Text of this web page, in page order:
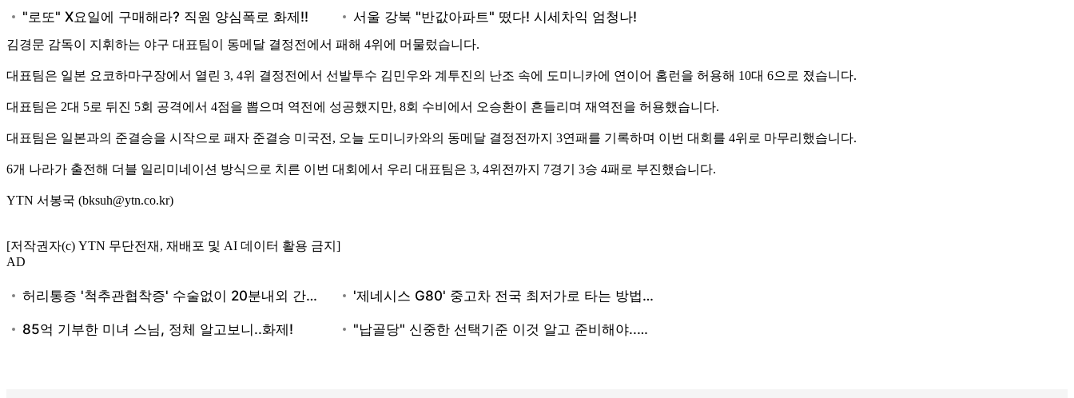
김경문 감독이 지휘하는 야구 대표팀이 동메달 결정전에서 패해 4위에 머물렀습니다.
대표팀은 일본 요코하마구장에서 열린 3, 4위 결정전에서 선발투수 김민우와 계투진의 난조 속에 도미니카에 연이어 홈런을 허용해 10대 6으로 졌습니다.
대표팀은 2대 5로 뒤진 5회 공격에서 4점을 뽑으며 역전에 성공했지만, 8회 수비에서 오승환이 흔들리며 재역전을 허용했습니다.
대표팀은 일본과의 준결승을 시작으로 패자 준결승 미국전, 오늘 도미니카와의 동메달 결정전까지 3연패를 기록하며 이번 대회를 4위로 마무리했습니다.
6개 나라가 출전해 더블 일리미네이션 방식으로 치른 이번 대회에서 우리 대표팀은 3, 4위전까지 7경기 3승 4패로 부진했습니다.
YTN 서봉국 (bksuh@ytn.co.kr)
[저작권자(c) YTN 무단전재, 재배포 및 AI 데이터 활용 금지]
AD